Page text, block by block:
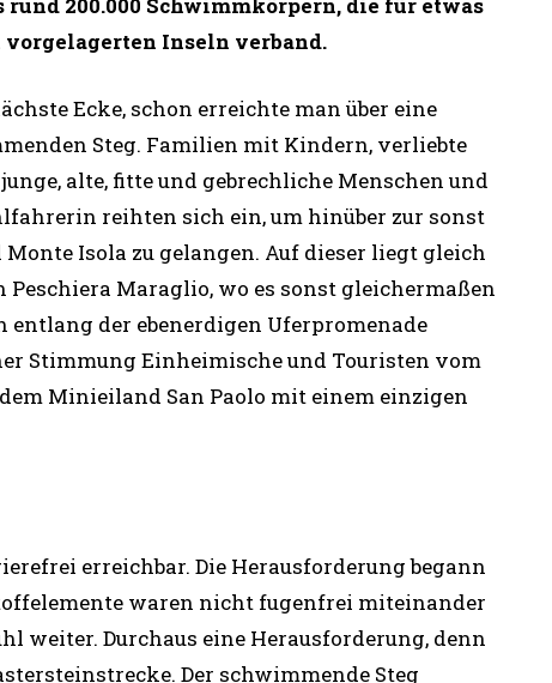
Inseln verband.
Ecke, schon erreichte man über eine
Steg. Familien mit Kindern, verliebte
alte, fitte und gebrechliche Menschen und
reihten sich ein, um hinüber zur sonst
Isola zu gelangen. Auf dieser liegt gleich
Maraglio, wo es sonst gleichermaßen
entlang der ebenerdigen Uferpromenade
Stimmung Einheimische und Touristen vom
Minieiland San Paolo mit einem einzigen
erreichbar. Die Herausforderung begann
waren nicht fugenfrei miteinander
weiter. Durchaus eine Herausforderung, denn
Der schwimmende Steg